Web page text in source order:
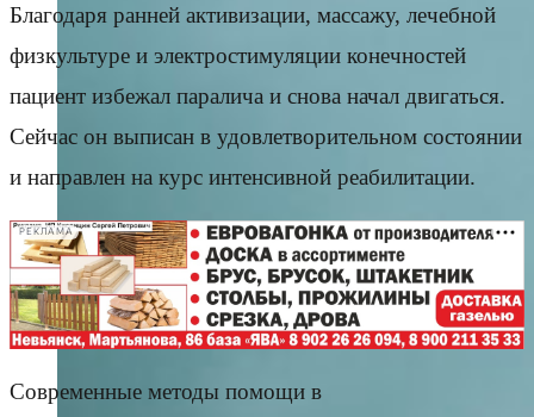
Благодаря ранней активизации, массажу, лечебной
физкультуре и электростимуляции конечностей
пациент избежал паралича и снова начал двигаться.
Сейчас он выписан в удовлетворительном состоянии
и направлен на курс интенсивной реабилитации.
РЕКЛАМА
Современные методы помощи в